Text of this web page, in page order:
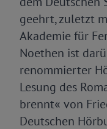
geehrt, zuletzt
Akademie für
Noethen ist
renommierter
Lesung des
brennt« von
Deutschen